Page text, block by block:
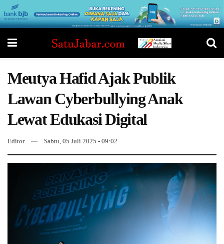
Meutya Hafid Ajak Publik
Lawan Cyberbullying Anak
Lewat Edukasi Digital
Editor Sabtu, 05 Juli 2025 - 09:02